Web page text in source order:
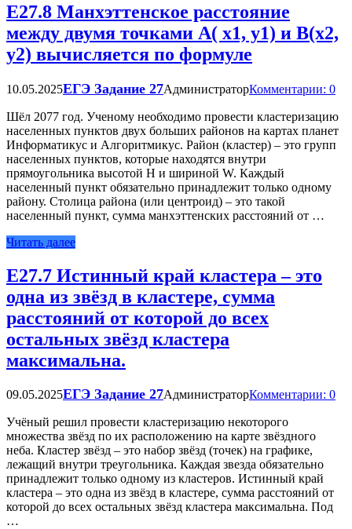
Е27.8 Манхэттенское расстояние
между двумя точками A( x1, y1) и B(x2,
y2) вычисляется по формуле
10.05.2025ЕГЭ Задание 27АдминистраторКомментарии: 0
Шёл 2077 год. Ученому необходимо провести кластеризацию
населенных пунктов двух больших районов на картах планет
Информатикус и Алгоритмикус. Район (кластер) – это групп
населенных пунктов, которые находятся внутри
прямоугольника высотой H и шириной W. Каждый
населенный пункт обязательно принадлежит только одному
району. Столица района (или центроид) – это такой
населенный пункт, сумма манхэттенских расстояний от …
Читать далее
Е27.7 Истинный край кластера – это
одна из звёзд в кластере, сумма
расстояний от которой до всех
остальных звёзд кластера
максимальна.
09.05.2025ЕГЭ Задание 27АдминистраторКомментарии: 0
Учёный решил провести кластеризацию некоторого
множества звёзд по их расположению на карте звёздного
неба. Кластер звёзд – это набор звёзд (точек) на графике,
лежащий внутри треугольника. Каждая звезда обязательно
принадлежит только одному из кластеров. Истинный край
кластера – это одна из звёзд в кластере, сумма расстояний от
которой до всех остальных звёзд кластера максимальна. Под
…